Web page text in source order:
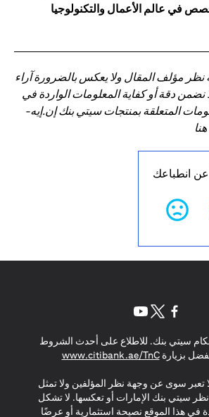
في عالم الأعمال والتكنولوجيا
مؤلف المقال ولا يعكس بالضرورة آراء
نضمن دقة أو كفاية المعلومات الواردة في
المتعلقة بمنتجات سيتي بنك إن.إيه-
انطباعك
سيتي بنك. للاطلاع على أحدث الشروط
بزيارةwww.citibank.ae/TnC
(opens in a new tab)
لا تعبر سوى عن وجهة نظر المؤلفين ولا تمثل
سيتي بنك الإمارات أو تعكسها. لا تشكل
في هذا الموقع نصيحة استثمارية أو عرضًا